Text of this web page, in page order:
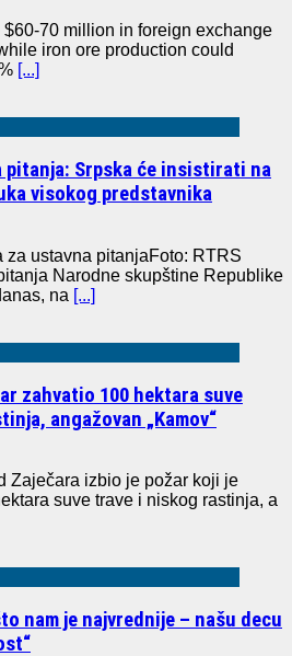
70 million in foreign exchange
iron ore production could
[...]
pitanja: Srpska će insistirati na
visokog predstavnika
ustavna pitanjaFoto: RTRS
Narodne skupštine Republike
na [...]
zahvatio 100 hektara suve
angažovan „Kamov“
Zaječara izbio je požar koji je
suve trave i niskog rastinja, a
nam je najvrednije – našu decu